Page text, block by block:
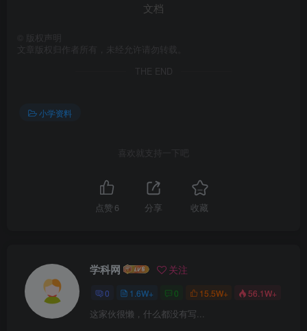
文档
版权声明
文章版权归作者所有，未经允许请勿转载。
THE END
小学资料
喜欢就支持一下吧
点赞 6 分享 收藏
学科网 关注
0 1.6W+ 0 15.5W+ 56.1W+
这家伙很懒，什么都没有写...